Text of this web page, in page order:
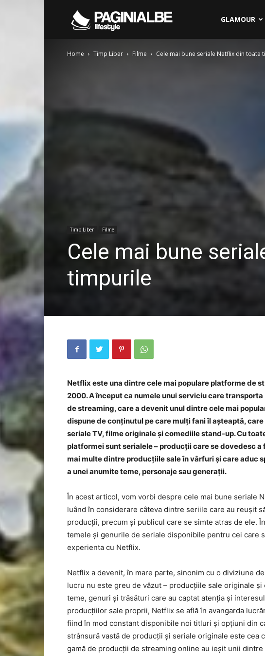
Albe
GLAMOUR
Home Timp Liber Filme Cele mai bune seriale Netflix din toate
Timp Liber Filme
Cele mai bune
timpurile
Netflix este una dintre cele mai populare platforme de
2000. A început ca numele unui serviciu care
de streaming, care a devenit unul dintre cele mai
dispune de conținutul pe care mulți fani îl așteaptă,
seriale TV, filme originale și comediile stand-up. Cu
platformei sunt serialele – producții care se dovedesc
mai multe dintre producțiile sale în vârfuri și care aduc
a unei anumite teme, personaje sau generații.
În acest articol, vom vorbi despre cele mai bune seriale
luând în considerare câteva dintre seriile care au reușit
producții, precum și publicul care se simte atras de ele.
temele și genurile de seriale disponibile pentru cei care
experienta cu Netflix.
Netflix a devenit, în mare parte, sinonim cu o diviziune
lucru nu este greu de văzut – producțiile sale originale
teme, genuri și trăsături care au captat atenția și
producțiilor sale proprii, Netflix se află în avangarda
fiind în mod constant disponibile noi titluri și opțiuni din
strânsură vastă de producții și seriale originale este cea
gamă de producții de streaming online au ieșit unii